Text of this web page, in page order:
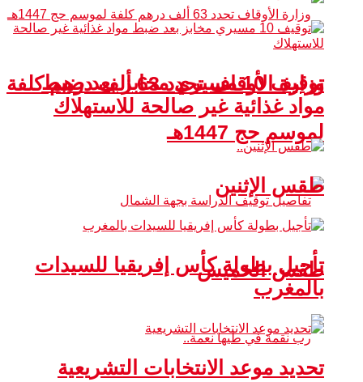
وزارة الأوقاف تحدد 63 ألف درهم كلفة
لموسم حج 1447هـ
طقس الخميس
توقيف 10 مسيري مخابز بعد ضبط
مواد غذائية غير صالحة للاستهلاك
طقس الإثنين
تأجيل بطولة كأس إفريقيا للسيدات
بالمغرب
تحديد موعد الانتخابات التشريعية